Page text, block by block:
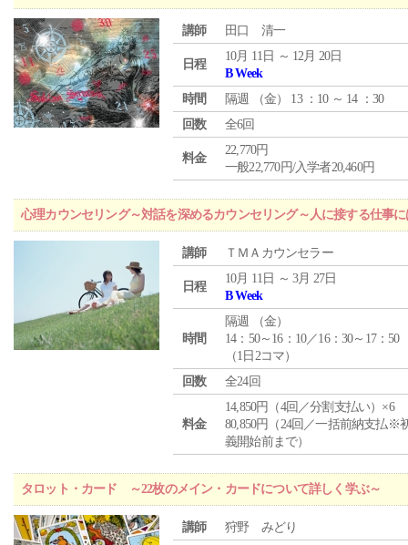
講師 田口 清一
日程
10月 11日 ～ 12月 20日
B Week
時間
隔週 （金） 13 ：10 ～ 14 ：30
回数
全6回
料金
22,770円
一般22,770円/入学者20,460円
心理カウンセリング～対話を深めるカウンセリング～人に接する仕事
講師 ＴＭＡカウンセラー
日程
10月 11日 ～ 3月 27日
B Week
時間
隔週 （金）
14：50～16：10／16：30～17：50
（1日2コマ）
回数
全24回
料金
14,850円（4回／分割支払い）×6
80,850円（24回／一括前納支払※
義開始前まで）
タロット・カード ～22枚のメイン・カードについて詳しく学ぶ～
講師 狩野 みどり